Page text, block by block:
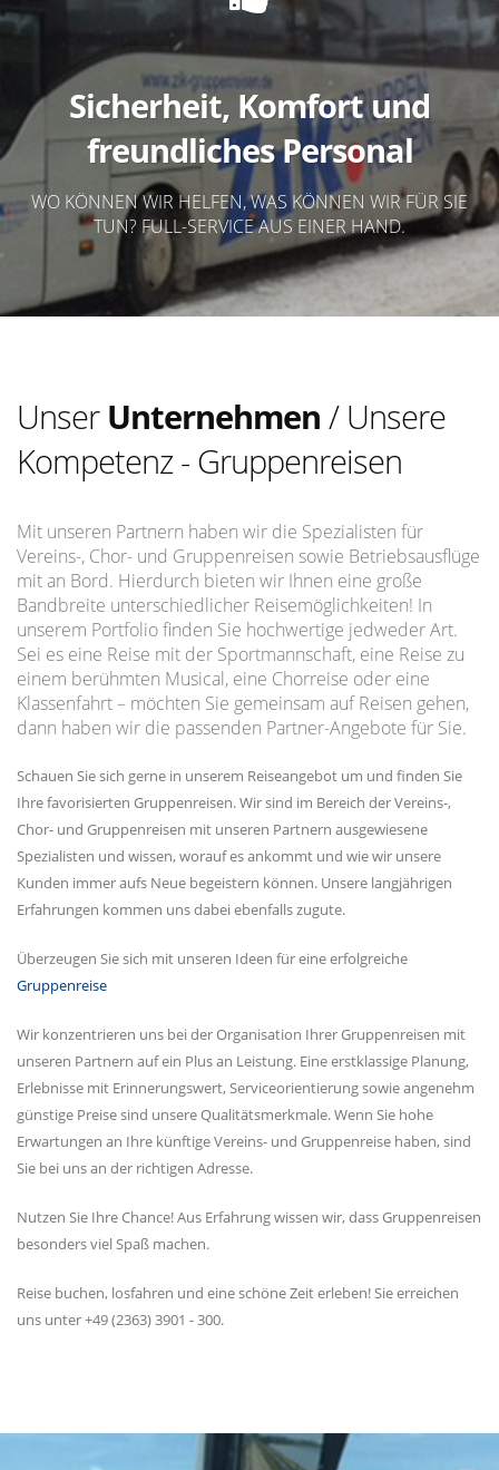
Sicherheit, Komfort und
freundliches Personal
WO KÖNNEN WIR HELFEN, WAS KÖNNEN WIR FÜR SIE
TUN? FULL-SERVICE AUS EINER HAND.
Unser Unternehmen / Unsere
Kompetenz - Gruppenreisen
Mit unseren Partnern haben wir die Spezialisten für
Vereins-, Chor- und Gruppenreisen sowie Betriebsausflüge
mit an Bord. Hierdurch bieten wir Ihnen eine große
Bandbreite unterschiedlicher Reisemöglichkeiten! In
unserem Portfolio finden Sie hochwertige jedweder Art.
Sei es eine Reise mit der Sportmannschaft, eine Reise zu
einem berühmten Musical, eine Chorreise oder eine
Klassenfahrt – möchten Sie gemeinsam auf Reisen gehen,
dann haben wir die passenden Partner-Angebote für Sie.
Schauen Sie sich gerne in unserem Reiseangebot um und finden Sie
Ihre favorisierten Gruppenreisen. Wir sind im Bereich der Vereins-,
Chor- und Gruppenreisen mit unseren Partnern ausgewiesene
Spezialisten und wissen, worauf es ankommt und wie wir unsere
Kunden immer aufs Neue begeistern können. Unsere langjährigen
Erfahrungen kommen uns dabei ebenfalls zugute.
Überzeugen Sie sich mit unseren Ideen für eine erfolgreiche
Gruppenreise
Wir konzentrieren uns bei der Organisation Ihrer Gruppenreisen mit
unseren Partnern auf ein Plus an Leistung. Eine erstklassige Planung,
Erlebnisse mit Erinnerungswert, Serviceorientierung sowie angenehm
günstige Preise sind unsere Qualitätsmerkmale. Wenn Sie hohe
Erwartungen an Ihre künftige Vereins- und Gruppenreise haben, sind
Sie bei uns an der richtigen Adresse.
Nutzen Sie Ihre Chance! Aus Erfahrung wissen wir, dass Gruppenreisen
besonders viel Spaß machen.
Reise buchen, losfahren und eine schöne Zeit erleben! Sie erreichen
uns unter +49 (2363) 3901 - 300.